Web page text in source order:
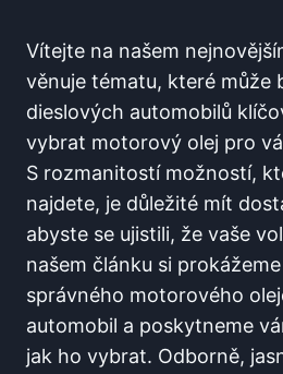
Vítejte na našem
věnuje tématu, které může
dieslových automobilů
vybrat motorový olej pro
S rozmanitostí možností,
najdete, je důležité mít
abyste se ujistili, že vaše
našem článku si
správného motorového
automobil a poskytneme
jak ho vybrat. Odborně,